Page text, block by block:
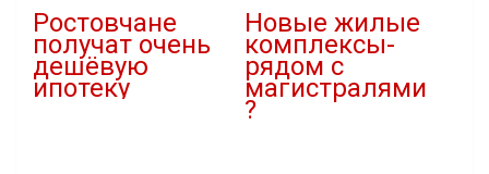
Ростовчане
получат очень
дешёвую
ипотеку
Новые жилые
комплексы-
рядом с
магистралями
?